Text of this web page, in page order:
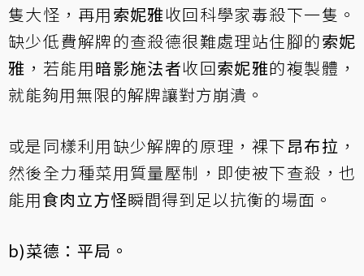
隻大怪，再用索妮雅收回科學家毒殺下一隻。
缺少低費解牌的查殺德很難處理站住腳的索妮
雅 ，若能用暗影施法者收回索妮雅的複製體，
就能夠用無限的解牌讓對方崩潰。
或是同樣利用缺少解牌的原理，裸下昂布拉 ，
然後全力種菜用質量壓制，即使被下查殺，也
能用食肉立方怪瞬間得到足以抗衡的場面。
b)菜德：平局。